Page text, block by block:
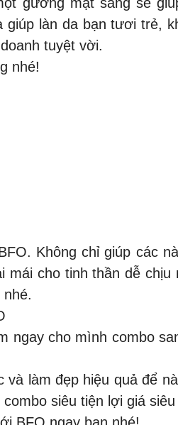
làn da bạn tươi trẻ,
tuyệt vời.
nhé!
Không chỉ giúp các
cho tinh thần dễ
cho mình combo
làm đẹp hiệu quả để
siêu tiện lợi giá